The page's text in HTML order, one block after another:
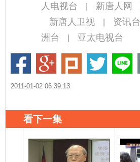
人电视台
新唐人网
新唐人卫视 资讯台
洲台
亚太电视台
2011-01-02 06:39:13
看下一集